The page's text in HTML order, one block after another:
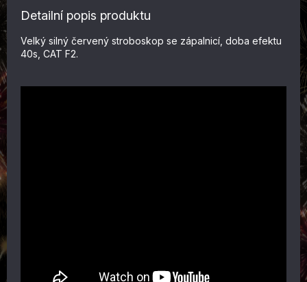
Detailní popis produktu
Velký silný červený stroboskop se zápalnicí, doba efektu
40s, CAT F2.